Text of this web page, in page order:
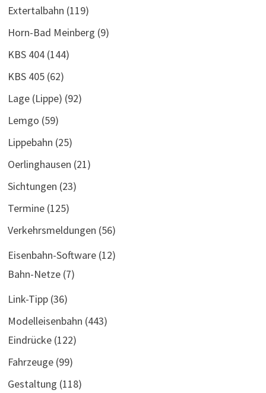
Extertalbahn (119)
Horn-Bad Meinberg (9)
KBS 404(144)
KBS 405(62)
Lage (Lippe) (92)
Lemgo (59)
Lippebahn (25)
Oerlinghausen (21)
Sichtungen (23)
Termine(125)
Verkehrsmeldungen (56)
Eisenbahn-Software(12)
Bahn-Netze(7)
Link-Tipp(36)
Modelleisenbahn (443)
Eindrücke(122)
Fahrzeuge(99)
Gestaltung (118)